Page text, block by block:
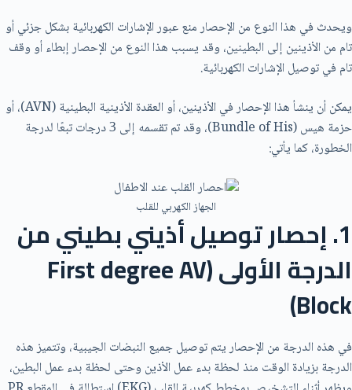
ويحدث في هذا النوع من الإحصار منع عبور الإشارات الكهربائية بشكل جزئي أو
تام من الأذينين إلى البطينين، وقد يسبب هذا النوع من الإحصار إبطاء أو وقف
تام في توصيل الإشارات الكهربائية.
يمكن أن ينشأ هذا الإحصار في الأذينين، أو العقدة الأذينية البطينية (AVN)، أو
حزمة هيس (Bundle of His)، وقد تم تقسمه إلى 3 درجات تبعًا لدرجة
الخطورة، كما يأتي:
الجهاز الكهربي للقلب
1. إحصار توصيل أذيني بطيني من
الدرجة الأولى (First degree AV
Block)
في هذه الدرجة من الإحصار يتم توصيل جميع النبضات الجيبية، وتتميز هذه
الدرجة بزيادة الوقت منذ لحظة بدء عمل الأذين وحتى لحظة بدء عمل البطين،